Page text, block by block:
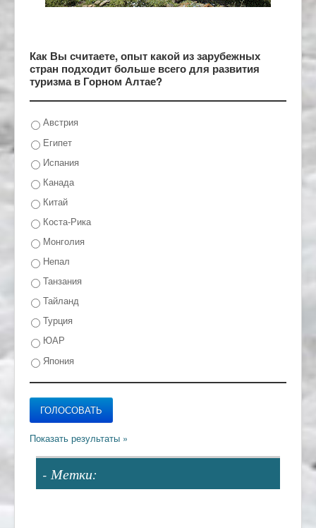
Как Вы считаете, опыт какой из зарубежных
стран подходит больше всего для развития
туризма в Горном Алтае?
Австрия
Египет
Испания
Канада
Китай
Коста-Рика
Монголия
Непал
Танзания
Тайланд
Турция
ЮАР
Япония
- Метки: